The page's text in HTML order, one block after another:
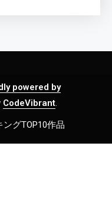
powered by
CodeVibrant.
グTOP10作品